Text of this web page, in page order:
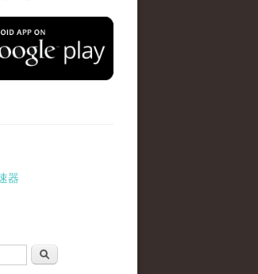
googleplay-app-store.png
器
搜索